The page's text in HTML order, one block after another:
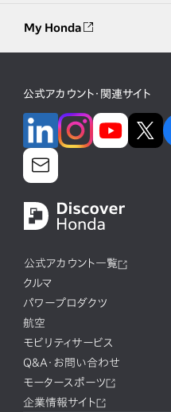
My Honda
公式アカウント・関連サイト
公式アカウント一覧
クルマ
パワープロダクツ
航空
モビリティサービス
Q&A・お問い合わせ
モータースポーツ
企業情報サイト